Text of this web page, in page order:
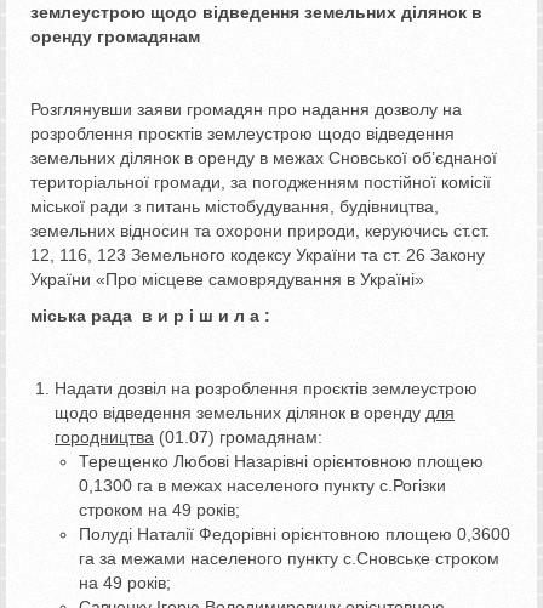
землеустрою щодо відведення земельних ділянок в
оренду громадянам
Розглянувши заяви громадян про надання дозволу на
розроблення проєктів землеустрою щодо відведення
земельних ділянок в оренду в межах Сновської об’єднаної
територіальної громади, за погодженням постійної комісії
міської ради з питань містобудування, будівництва,
земельних відносин та охорони природи, керуючись ст.ст.
12, 116, 123 Земельного кодексу України та ст. 26 Закону
України «Про місцеве самоврядування в Україні»
міська рада в и р і ш и л а :
Надати дозвіл на розроблення проєктів землеустрою
щодо відведення земельних ділянок в оренду для
городництва (01.07) громадянам:
Терещенко Любові Назарівні орієнтовною площею
0,1300 га в межах населеного пункту с.Рогізки
строком на 49 років;
Полуді Наталії Федорівні орієнтовною площею 0,3600
га за межами населеного пункту с.Сновське строком
на 49 років;